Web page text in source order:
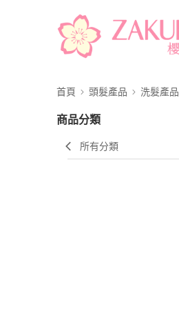
首頁 頭髮產品 洗髮產品
商品分類
所有分類